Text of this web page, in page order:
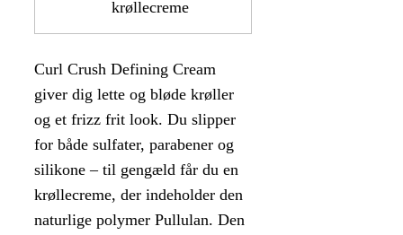
krøllecreme
Curl Crush Defining Cream
giver dig lette og bløde krøller
og et frizz frit look. Du slipper
for både sulfater, parabener og
silikone – til gengæld får du en
krøllecreme, der indeholder den
naturlige polymer Pullulan. Den